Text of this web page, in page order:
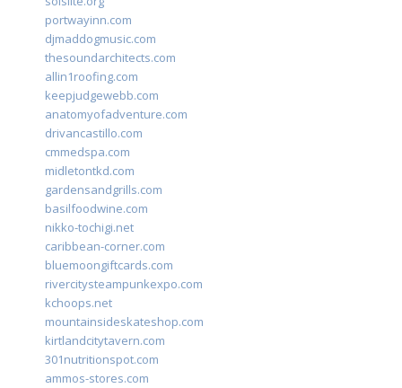
portwayinn.com
djmaddogmusic.com
thesoundarchitects.com
allin1roofing.com
keepjudgewebb.com
anatomyofadventure.com
drivancastillo.com
cmmedspa.com
midletontkd.com
gardensandgrills.com
basilfoodwine.com
nikko-tochigi.net
caribbean-corner.com
bluemoongiftcards.com
rivercitysteampunkexpo.com
kchoops.net
mountainsideskateshop.com
kirtlandcitytavern.com
301nutritionspot.com
ammos-stores.com